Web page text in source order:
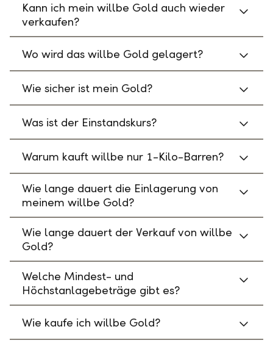
Kann ich mein willbe Gold auch wieder
verkaufen?
Wo wird das willbe Gold gelagert?
Wie sicher ist mein Gold?
Was ist der Einstandskurs?
Warum kauft willbe nur 1-Kilo-Barren?
Wie lange dauert die Einlagerung von
meinem willbe Gold?
Wie lange dauert der Verkauf von willbe
Gold?
Welche Mindest- und
Höchstanlagebeträge gibt es?
Wie kaufe ich willbe Gold?